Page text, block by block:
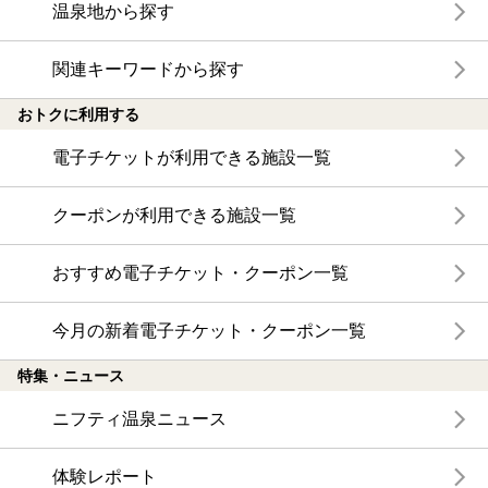
温泉地から探す
関連キーワードから探す
おトクに利用する
電子チケットが利用できる施設一覧
クーポンが利用できる施設一覧
おすすめ電子チケット・クーポン一覧
今月の新着電子チケット・クーポン一覧
特集・ニュース
ニフティ温泉ニュース
体験レポート